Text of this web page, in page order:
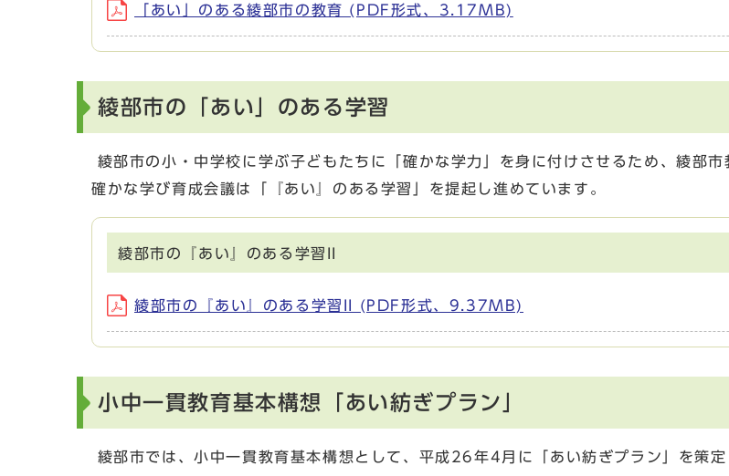
「あい」のある綾部市の教育 (PDF形式、3.17MB)
綾部市の「あい」のある学習
綾部市の小・中学校に学ぶ子どもたちに「確かな学力」を身に付けさせるため、綾部
確かな学び育成会議は「『あい』のある学習」を提起し進めています。
綾部市の『あい』のある学習II
綾部市の『あい』のある学習II (PDF形式、9.37MB)
小中一貫教育基本構想「あい紡ぎプラン」
綾部市では、小中一貫教育基本構想として、平成26年4月に「あい紡ぎプラン」を策